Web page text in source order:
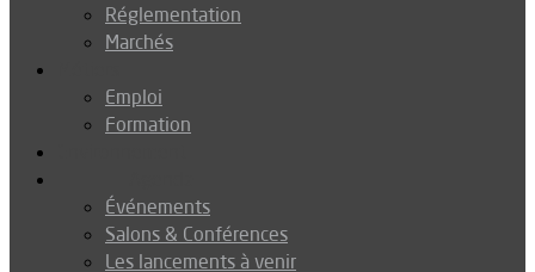
Réglementation
Marchés
Emploi
Formation
Événements
Salons & Conférences
Les lancements à venir